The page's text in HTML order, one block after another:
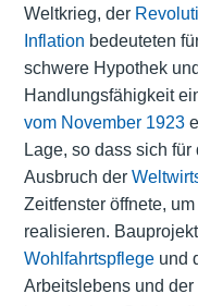
Weltkrieg, der
Inflation bedeuteten
schwere Hypothek
Handlungsfähigkeit
vom November 1923
Lage, so dass sich
Ausbruch der
Zeitfenster öffnete,
realisieren.
Wohlfahrtspflegeund
Arbeitslebens und